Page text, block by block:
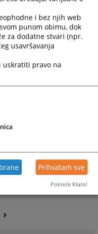
sudu u Zvorniku :
i bez njih web
punom obimu, dok
za dodatne stvari (npr.
usavršavanja
uskratiti pravo na
Prihvatam sve
Pokreće Klaro!